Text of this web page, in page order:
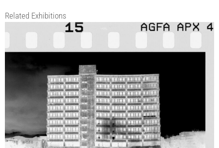
Related Exhibitions